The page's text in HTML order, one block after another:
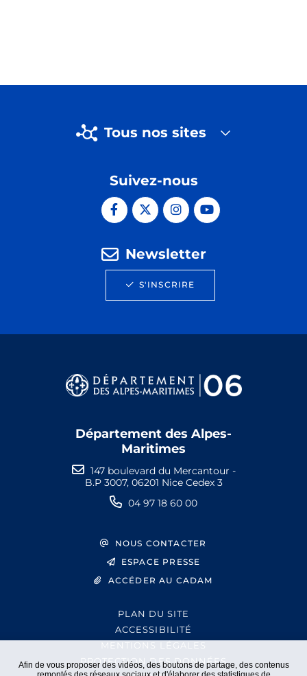
Afin de vous proposer des vidéos, des boutons de partage, des contenus
Tous nos sites
Suivez-nous
Newsletter
S'INSCRIRE
Département des Alpes-
Maritimes
147 boulevard du Mercantour -
B.P 3007, 06201 Nice Cedex 3
04 97 18 60 00
NOUS CONTACTER
ESPACE PRESSE
ACCÉDER AU CADAM
PLAN DU SITE
ACCESSIBILITÉ
MENTIONS LÉGALES
PROTECTION DES DONNÉES